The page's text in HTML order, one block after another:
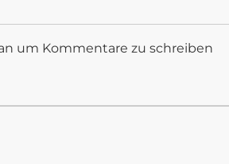
um Kommentare zu schreiben